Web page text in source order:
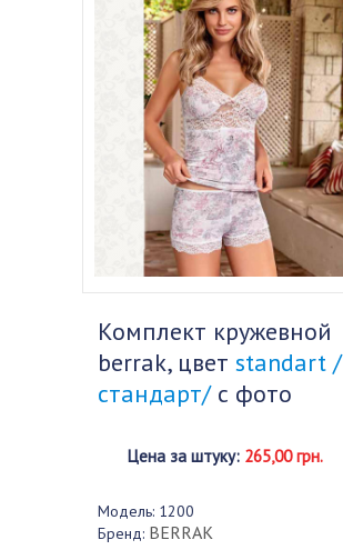
Комплект кружевной
berrak, цвет standart /
стандарт/с фото
Цена за штуку: 265,00 грн.
Модель: 1200
Бренд: BERRAK